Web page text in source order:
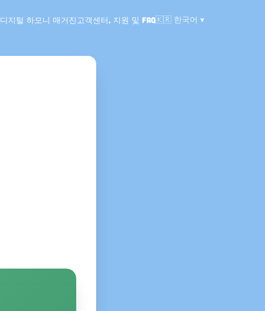
디지털 하모니 매거진 고객센터, 지원 및 FAQ🇰🇷 언어:
한국어